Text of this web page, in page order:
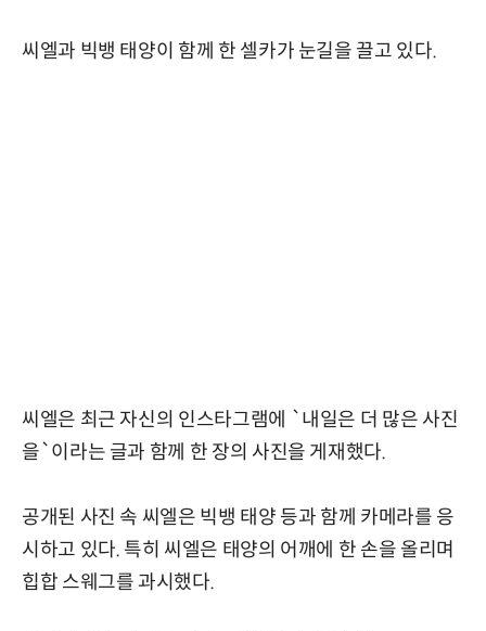
씨엘과 빅뱅 태양이 함께 한 셀카가 눈길을 끌고 있다.
씨엘은 최근 자신의 인스타그램에 `내일은 더 많은 사진
을`이라는 글과 함께 한 장의 사진을 게재했다.
공개된 사진 속 씨엘은 빅뱅 태양 등과 함께 카메라를 응
시하고 있다. 특히 씨엘은 태양의 어깨에 한 손을 올리며
힙합 스웨그를 과시했다.